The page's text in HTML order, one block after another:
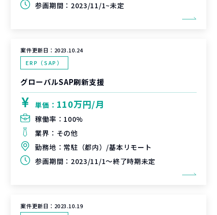
参画期間： 2023/11/1~未定
案件更新日： 2023.10.24
ERP（SAP）
グローバルSAP刷新支援
単価： 110万円/月
稼働率： 100%
業界： その他
勤務地： 常駐（都内）/基本リモート
参画期間： 2023/11/1～終了時期未定
案件更新日： 2023.10.19